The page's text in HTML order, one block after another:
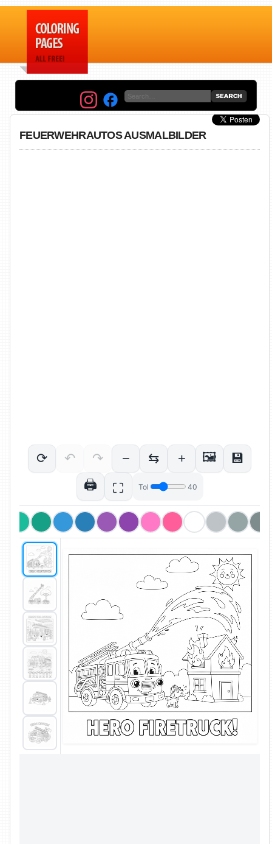
FEUERWEHRAUTOS AUSMALBILDER